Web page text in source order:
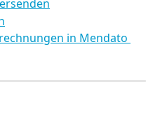
in Mendato